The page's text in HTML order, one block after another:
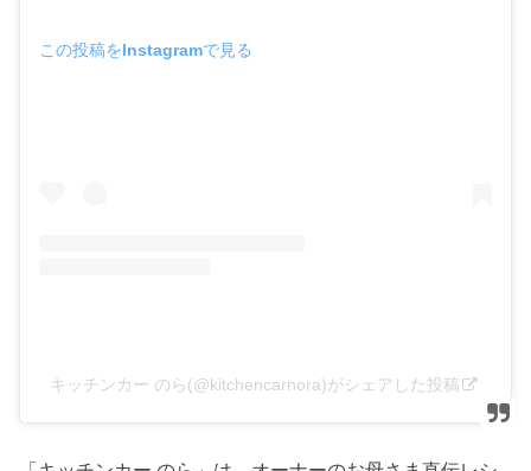
この投稿をInstagramで見る
キッチンカー のら(@kitchencarnora)がシェアした投稿